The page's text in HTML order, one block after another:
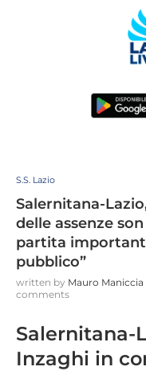
S.S. Lazio
Salernitana-
delle assenze
partita
pubblico”
written by Mauro Maniccia
comments
Salernitana-
Inzaghi in